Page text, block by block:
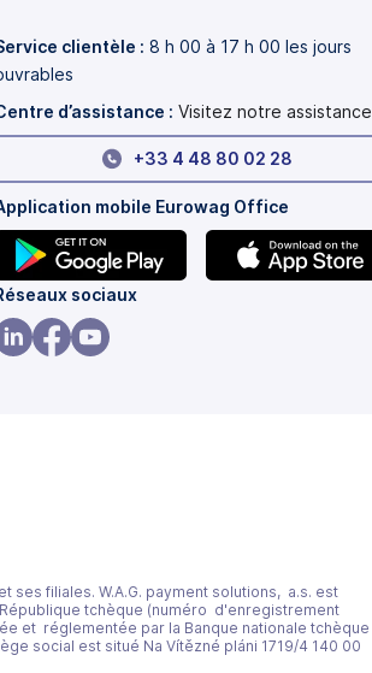
clientèle : 8 h 00 à 17 h 00 les jours
d’assistance : Visitez notre assistance
+33 4 48 80 02 28
mobile Eurowag Office
sociaux
ses filiales. W.A.G. payment solutions, a.s. est
tchèque (numéro d'enregistrement
et réglementée par la Banque nationale tchèque
social est situé Na Vítězné pláni 1719/4 140 00